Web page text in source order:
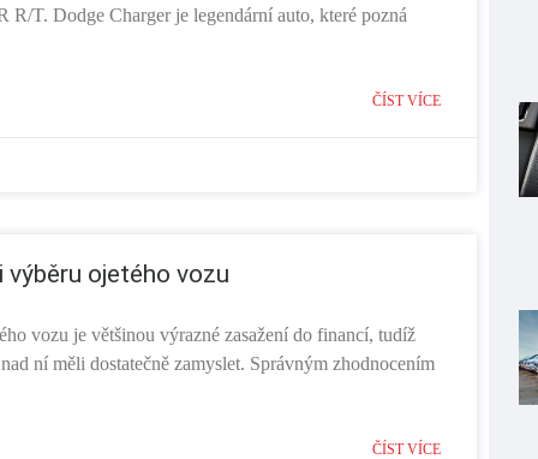
R/T. Dodge Charger je legendární auto, které pozná
ČÍST VÍCE
výběru ojetého vozu
vozu je většinou výrazné zasažení do financí, tudíž
ní měli dostatečně zamyslet. Správným zhodnocením
ČÍST VÍCE